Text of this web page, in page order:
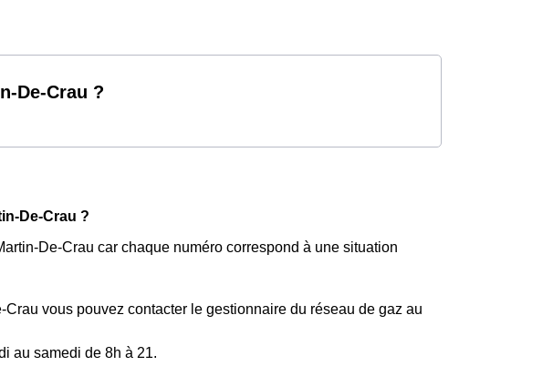
De-Crau ?
De-Crau ?
De-Crau car chaque numéro correspond à une situation
vous pouvez contacter le gestionnaire du réseau de gaz au
au samedi de 8h à 21.